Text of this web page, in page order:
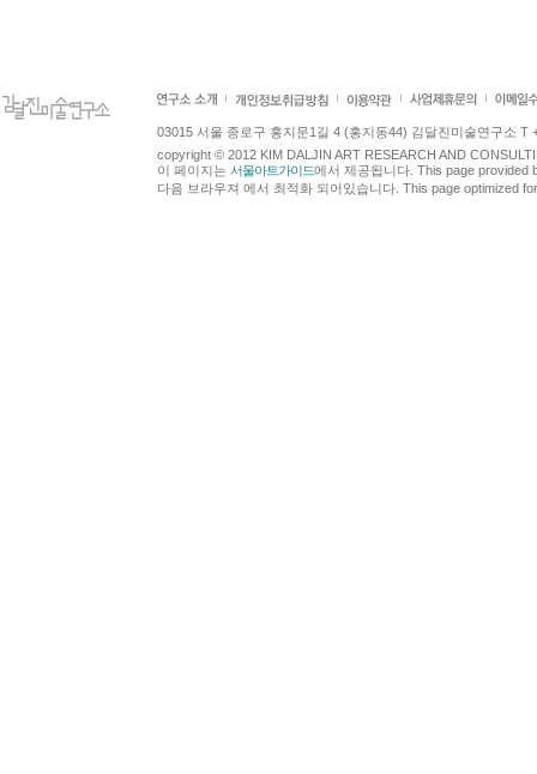
03015 서울 종로구 홍지문1길 4 (홍지동44) 김달진미술연구소 T
copyright © 2012 KIM DALJIN ART RESEARCH AND
이 페이지는 서울아트가이드에서 제공됩니다. This page provided
다음 브라우져 에서 최적화 되어있습니다. This page optimized